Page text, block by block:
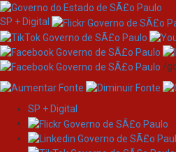
SP + Digital
/
SP + Digital